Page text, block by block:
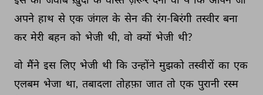
अपने हाथ से एक जंगल के सेन की रंग-बिरंगी तस्वीर बना
कर मेरी बहन को भेजी थी, वो क्यों भेजी थी?
वो मैंने इस लिए भेजी थी कि उन्होंने मुझको तस्वीरों का एक
एलबम भेजा था, तबादला तोहफ़ा जात तो एक पुरानी रस्म